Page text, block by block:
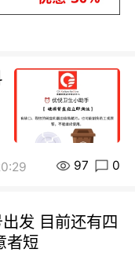
97 0
发 目前还有四
者短